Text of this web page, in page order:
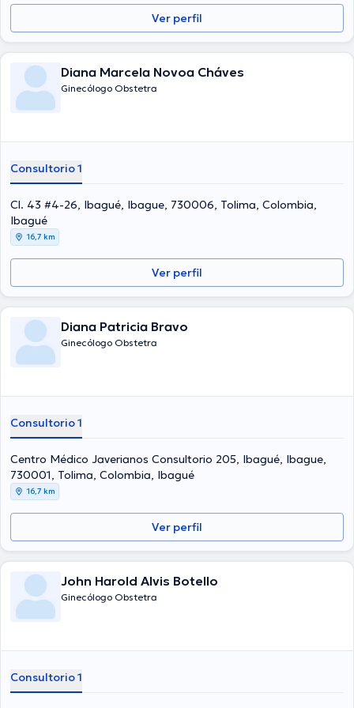
Ver perfil
Diana Marcela Novoa Cháves
Ginecólogo Obstetra
Consultorio 1
Cl. 43 #4-26, Ibagué, Ibague, 730006, Tolima, Colombia,
Ibagué
16,7 km
Ver perfil
Diana Patricia Bravo
Ginecólogo Obstetra
Consultorio 1
Centro Médico Javerianos Consultorio 205, Ibagué, Ibague,
730001, Tolima, Colombia, Ibagué
16,7 km
Ver perfil
John Harold Alvis Botello
Ginecólogo Obstetra
Consultorio 1